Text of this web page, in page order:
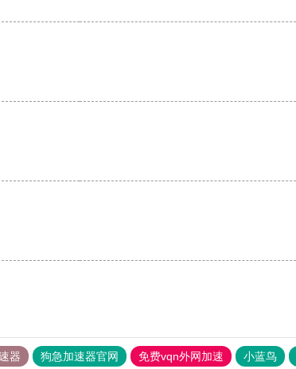
器 狗急加速器官网 免费vqn外网加速 小蓝鸟